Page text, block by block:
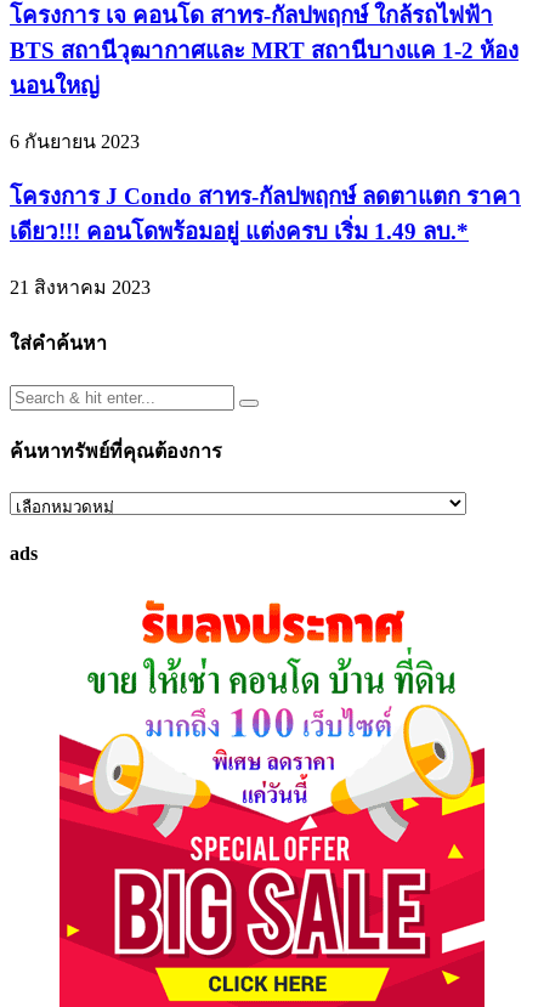
โครงการ เจ คอนโด สาทร-กัลปพฤกษ์ ใกล้รถไฟฟ้า
BTS สถานีวุฒากาศและ MRT สถานีบางแค 1-2 ห้อง
นอนใหญ่
6 กันยายน 2023
โครงการ J Condo สาทร-กัลปพฤกษ์ ลดตาแตก ราคา
เดียว!!! คอนโดพร้อมอยู่ แต่งครบ เริ่ม 1.49 ลบ.*
21 สิงหาคม 2023
ใส่คำค้นหา
ค้นหาทรัพย์ที่คุณต้องการ
ค้นหา
ที่
ads